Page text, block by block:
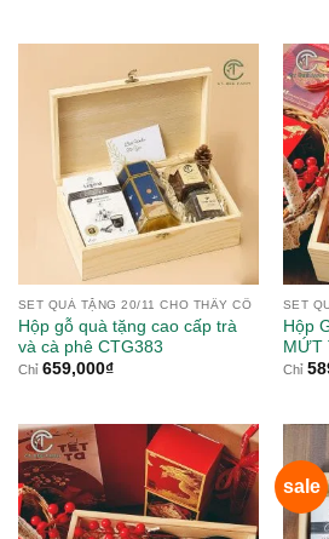
SET QUÀ TẶNG 20/11 CHO THẦY CÔ
Hộp gỗ quà tặng cao cấp trà
và cà phê CTG383
Chỉ 659,000₫
SET
Hộp
MỨT
Chỉ
sale